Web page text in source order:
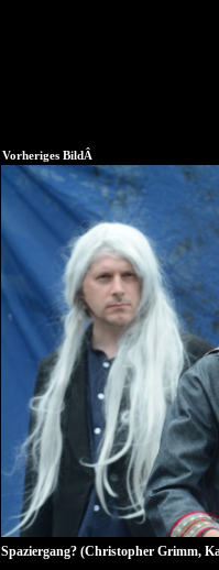
Vorheriges BildÂ
Spaziergang? (Christopher Grimm,